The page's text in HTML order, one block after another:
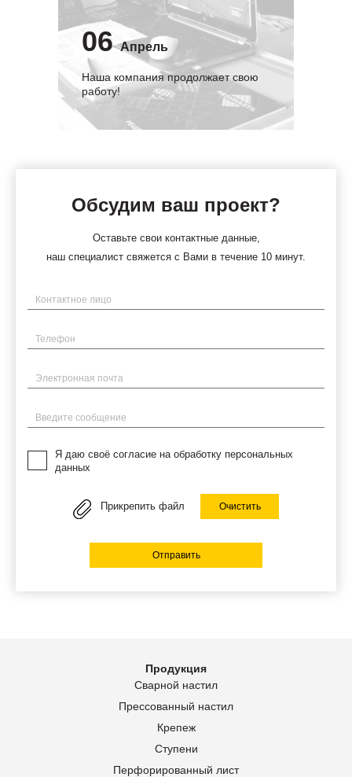
06 Апрель
Наша компания продолжает свою
работу!
Обсудим ваш проект?
Оставьте свои контактные данные,
наш специалист свяжется с Вами в течение 10 минут.
Имя
Телефон
Электронная почта
Введите сообщение
Я даю своё согласие на обработку персональных
данных
Прикрепить файл Очистить
Отправить
Продукция
Сварной настил
Прессованный настил
Крепеж
Ступени
Перфорированный лист